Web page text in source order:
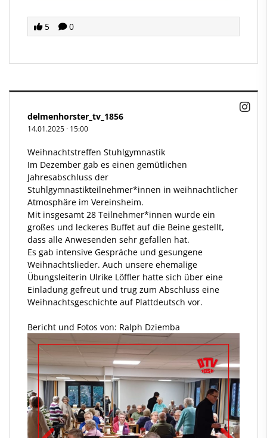
5 0
delmenhorster_tv_1856
14.01.2025 · 15:00
Weihnachtstreffen Stuhlgymnastik​
Im Dezember gab es einen gemütlichen
Jahresabschluss der
Stuhlgymnastikteilnehmer*innen in weihnachtlicher
Atmosphäre im Vereinsheim.​
Mit insgesamt 28 Teilnehmer*innen wurde ein
großes und leckeres Buffet auf die Beine gestellt,
dass alle Anwesenden sehr gefallen hat.
Es gab intensive Gespräche und gesungene
Weihnachtslieder. Auch unsere ehemalige
Übungsleiterin Ulrike Löffler hatte sich über eine
Einladung gefreut und trug zum Abschluss eine
Weihnachtsgeschichte auf Plattdeutsch vor.
Bericht und Fotos von: Ralph Dziemba